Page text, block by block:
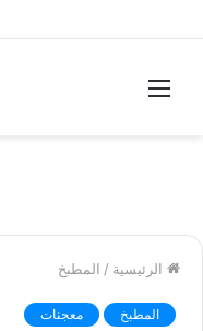
الرئيسية / المطبخ
المطبخ معجنات